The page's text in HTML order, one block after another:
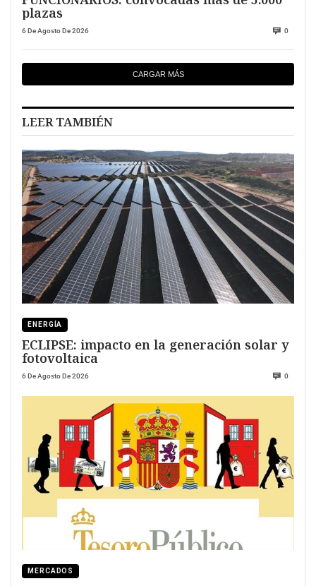
plazas
6 De Agosto De 2026 0
CARGAR MÁS
LEER TAMBIÉN
ENERGÍA
ECLIPSE: impacto en la generación solar y
fotovoltaica
6 De Agosto De 2026 0
MERCADOS